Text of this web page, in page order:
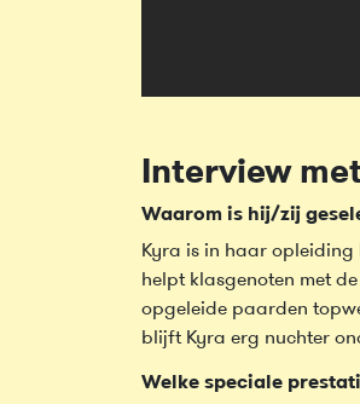
Interview
Waarom is hij/zij
Kyra is in haar opleiding
helpt klasgenoten met
opgeleide paarden
blijft Kyra erg nuchter
Welke speciale